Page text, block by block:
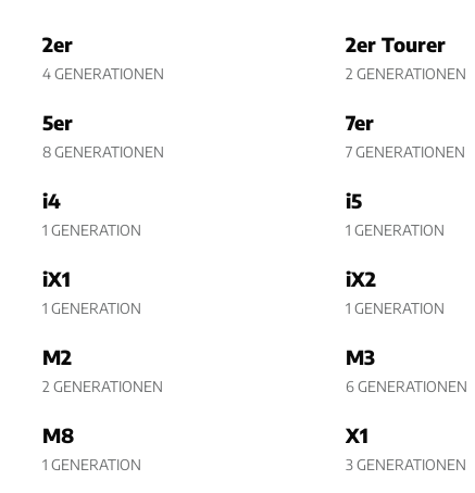
2er
4 GENERATIONEN
2er Tourer
2 GENERATIONEN
5er
8 GENERATIONEN
7er
7 GENERATIONEN
i4
1 GENERATION
i5
1 GENERATION
iX1
1 GENERATION
iX2
1 GENERATION
M2
2 GENERATIONEN
M3
6 GENERATIONEN
M8
1 GENERATION
X1
3 GENERATIONEN